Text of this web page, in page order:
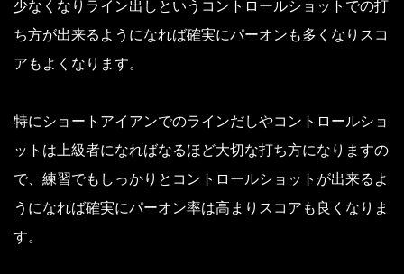
少なくなりライン出しというコントロールショットでの打
ち方が出来るようになれば確実にパーオンも多くなりスコ
アもよくなります。
特にショートアイアンでのラインだしやコントロールショ
ットは上級者になればなるほど大切な打ち方になりますの
で、練習でもしっかりとコントロールショットが出来るよ
うになれば確実にパーオン率は高まりスコアも良くなりま
す。